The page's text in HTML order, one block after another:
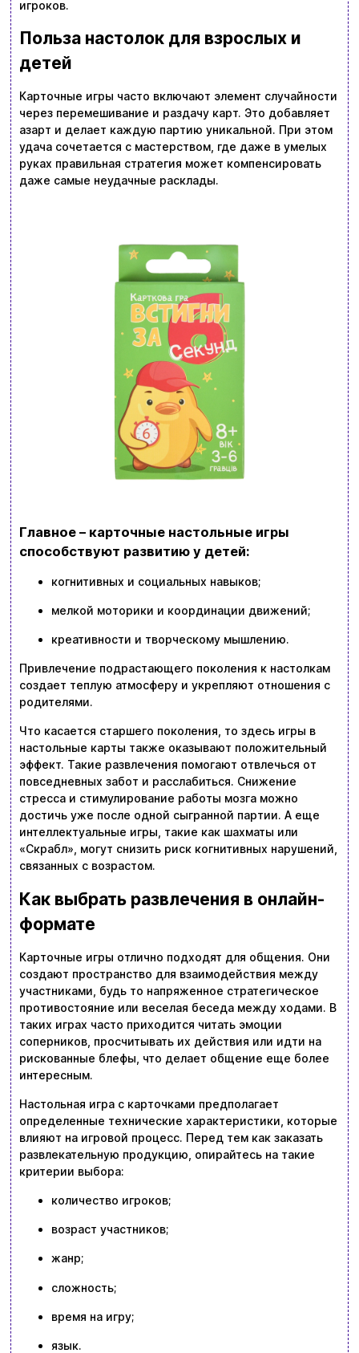
игроков.
Польза настолок для взрослых и
детей
Карточные игры часто включают элемент случайности
через перемешивание и раздачу карт. Это добавляет
азарт и делает каждую партию уникальной. При этом
удача сочетается с мастерством, где даже в умелых
руках правильная стратегия может компенсировать
даже самые неудачные расклады.
Главное – карточные настольные игры
способствуют развитию у детей:
когнитивных и социальных навыков;
мелкой моторики и координации движений;
креативности и творческому мышлению.
Привлечение подрастающего поколения к настолкам
создает теплую атмосферу и укрепляют отношения с
родителями.
Что касается старшего поколения, то здесь игры в
настольные карты также оказывают положительный
эффект. Такие развлечения помогают отвлечься от
повседневных забот и расслабиться. Снижение
стресса и стимулирование работы мозга можно
достичь уже после одной сыгранной партии. А еще
интеллектуальные игры, такие как шахматы или
«Скрабл», могут снизить риск когнитивных нарушений,
связанных с возрастом.
Как выбрать развлечения в онлайн-
формате
Карточные игры отлично подходят для общения. Они
создают пространство для взаимодействия между
участниками, будь то напряженное стратегическое
противостояние или веселая беседа между ходами. В
таких играх часто приходится читать эмоции
соперников, просчитывать их действия или идти на
рискованные блефы, что делает общение еще более
интересным.
Настольная игра с карточками предполагает
определенные технические характеристики, которые
влияют на игровой процесс. Перед тем как заказать
развлекательную продукцию, опирайтесь на такие
критерии выбора:
количество игроков;
возраст участников;
жанр;
сложность;
время на игру;
язык.